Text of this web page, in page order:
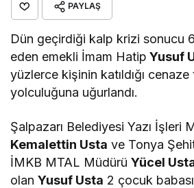
PAYLAŞ
Dün geçirdiği kalp krizi sonucu
eden emekli İmam Hatip Yusuf
yüzlerce kişinin katıldığı
yolculuğuna uğurlandı.
Şalpazarı Belediyesi Yazı İşleri
Kemalettin Usta ve Tonya Şehit
İMKB MTAL MüdürüYücel
olanYusuf Usta 2 çocuk